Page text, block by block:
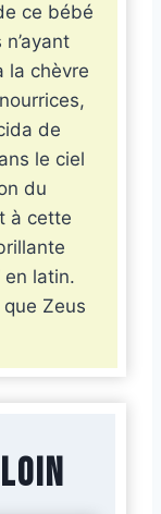
ce bébé
la chèvre
de
le ciel
du
à cette
en latin.
Zeus